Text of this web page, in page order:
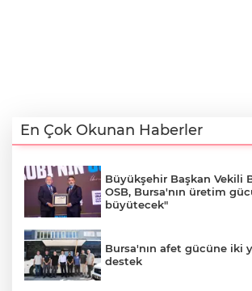
En Çok Okunan Haberler
Büyükşehir Başkan Vekili
OSB, Bursa'nın üretim
büyütecek"
Bursa'nın afet gücüne iki
destek